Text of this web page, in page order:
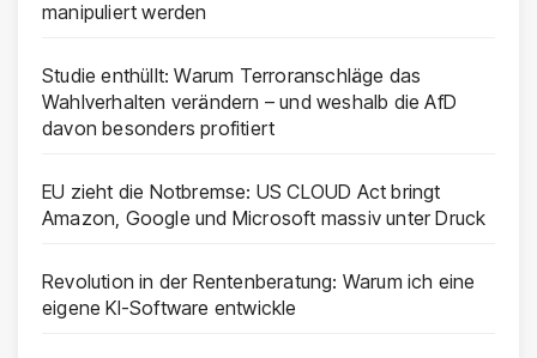
manipuliert werden
Studie enthüllt: Warum Terroranschläge das
Wahlverhalten verändern – und weshalb die AfD
davon besonders profitiert
EU zieht die Notbremse: US CLOUD Act bringt
Amazon, Google und Microsoft massiv unter Druck
Revolution in der Rentenberatung: Warum ich eine
eigene KI-Software entwickle